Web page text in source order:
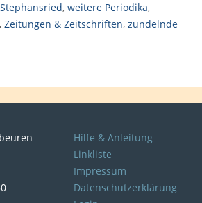
Stephansried, weitere Periodika,
, Zeitungen & Zeitschriften, zündelnde
Hilfe & Anleitung
Linkliste
Impressum
Datenschutzerklärung